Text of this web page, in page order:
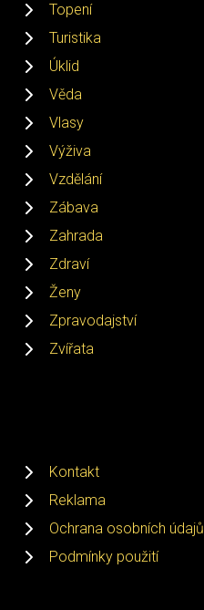
Topení
Turistika
Úklid
Věda
Vlasy
Výživa
Vzdělání
Zábava
Zahrada
Zdraví
Ženy
Zpravodajství
Zvířata
Kontakt
Reklama
Ochrana osobních údajů
Podmínky použití